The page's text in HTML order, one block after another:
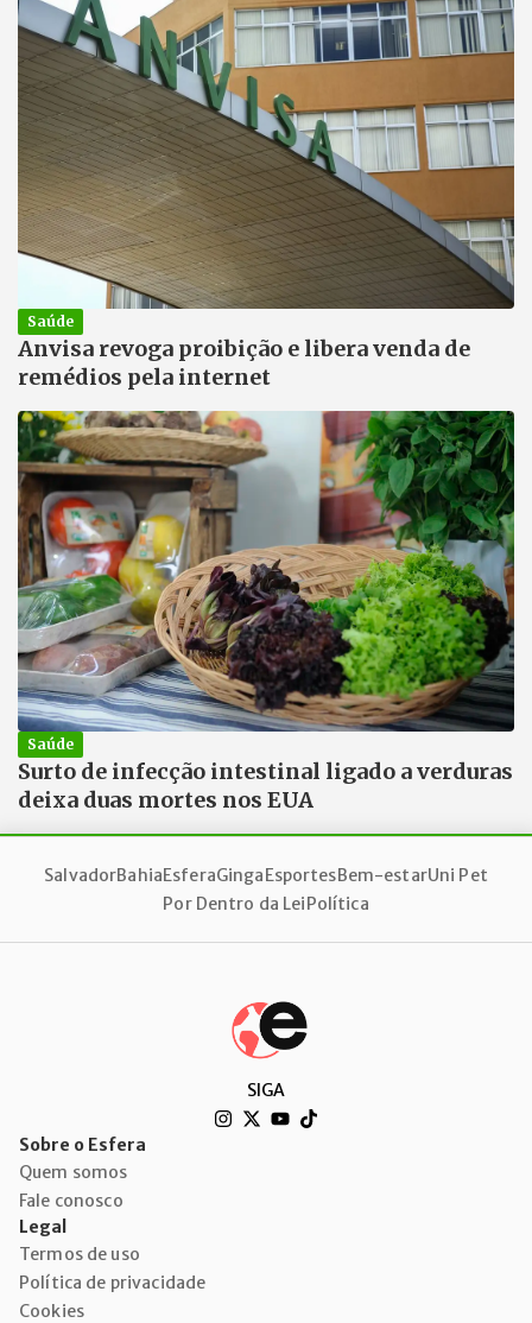
Saúde
Anvisa revoga proibição e libera venda de
remédios pela internet
Saúde
Surto de infecção intestinal ligado a verduras
deixa duas mortes nos EUA
SalvadorBahiaEsferaGingaEsportesBem-estarUni Pet
Por Dentro da LeiPolítica
SIGA
Sobre o Esfera
Quem somos
Fale conosco
Legal
Termos de uso
Política de privacidade
Cookies